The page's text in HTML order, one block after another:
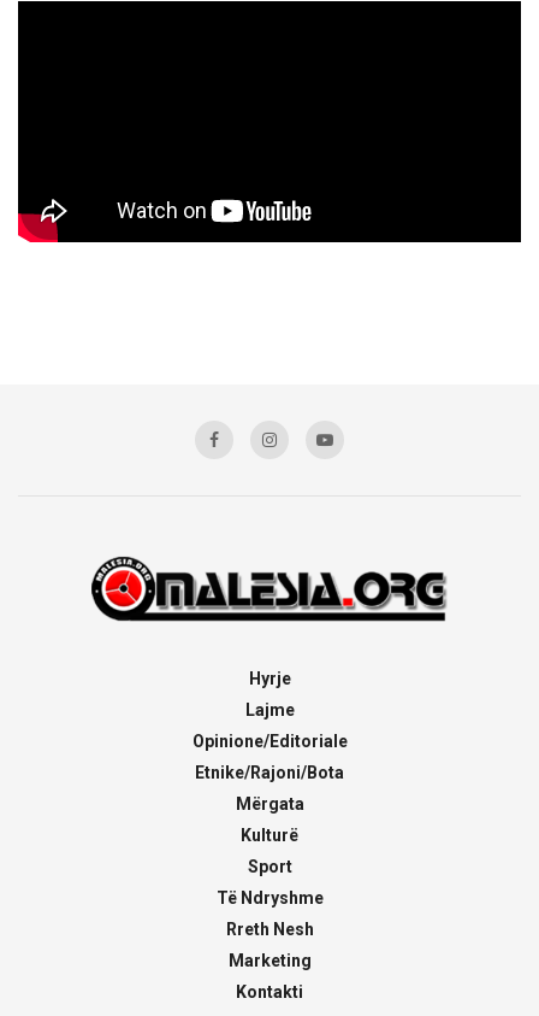
Hyrje
Lajme
Opinione/Editoriale
Etnike/Rajoni/Bota
Mërgata
Kulturë
Sport
Të Ndryshme
Rreth Nesh
Marketing
Kontakti